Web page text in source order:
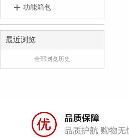
功能箱包
最近浏览
全部浏览历史